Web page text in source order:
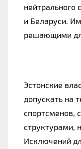
нейтрального
и Беларуси.
решающими
Эстонские
допускать на
спортсменов,
структурами,
Исключений